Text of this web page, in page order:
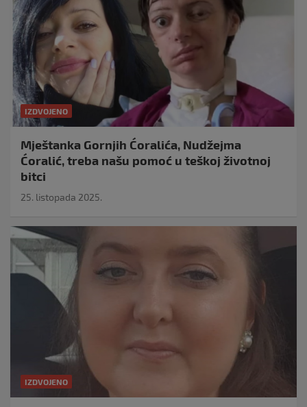
IZDVOJENO
Mještanka Gornjih Ćoralića, Nudžejma
Ćoralić, treba našu pomoć u teškoj životnoj
bitci
25. listopada 2025.
IZDVOJENO